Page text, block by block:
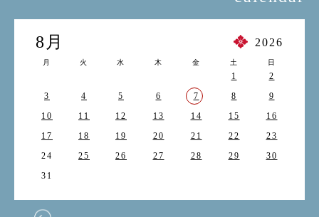
8月 2026
月 火 水 木 金 土 日
1
2
3
4 5 6 7 8
9
10
11 12 13 14 15
16
17
18 19 20 21 22
23
24
25 26 27 28 29
30
31